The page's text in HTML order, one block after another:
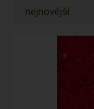
nejnovější